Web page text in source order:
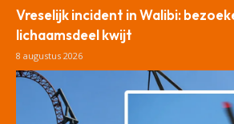
Vreselijk incident in Walibi:
lichaamsdeel kwijt
8 augustus 2026